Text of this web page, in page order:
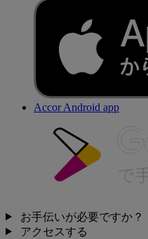
Accor Android app
お手伝いが必要ですか？
アクセスする